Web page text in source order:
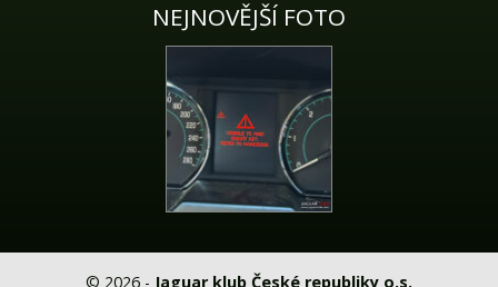
NEJNOVĚJŠÍ FOTO
© 2026 - Jaguar klub České republiky o.s.